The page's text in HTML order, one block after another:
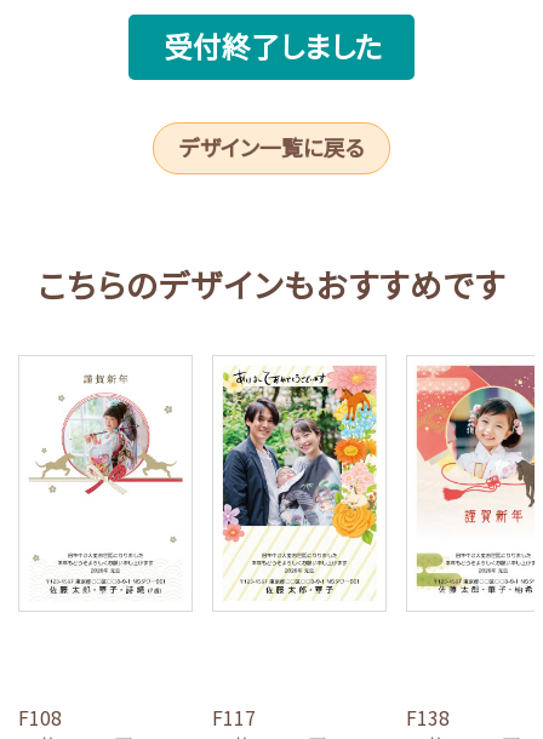
受付終了しました
デザイン一覧に戻る
こちらのデザインもおすすめです
F108
F117
F138